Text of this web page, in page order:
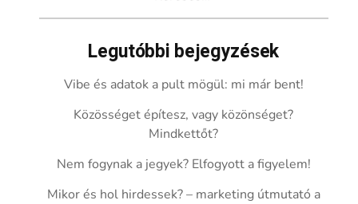
Legutóbbi bejegyzések
Vibe és adatok a pult mögül: mi már bent!
Közösséget építesz, vagy közönséget?
Mindkettőt?
Nem fogynak a jegyek? Elfogyott a figyelem!
Mikor és hol hirdessek? – marketing útmutató a